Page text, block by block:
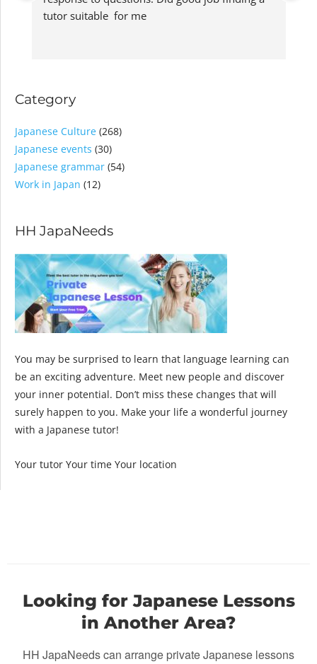
tutor suitable  for me
Category
Japanese Culture (268)
Japanese events (30)
Japanese grammar (54)
Work in Japan (12)
HH JapaNeeds
You may be surprised to learn that language learning can
be an exciting adventure. Meet new people and discover
your inner potential. Don’t miss these changes that will
surely happen to you. Make your life a wonderful journey
with a Japanese tutor!
Your tutor Your time Your location
Looking for Japanese Lessons
in Another Area?
HH JapaNeeds can arrange private Japanese lessons